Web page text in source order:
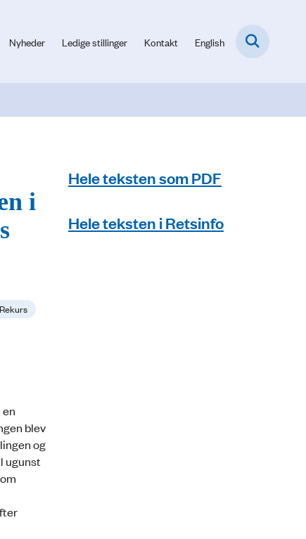
Nyheder Ledige stillinger Kontakt English
i
blev
og
ugunst
Hele teksten som PDF
Hele teksten i Retsinfo